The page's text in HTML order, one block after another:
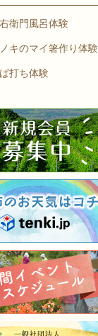
衛門風呂体験
ノキのマイ箸作り体験
打ち体験